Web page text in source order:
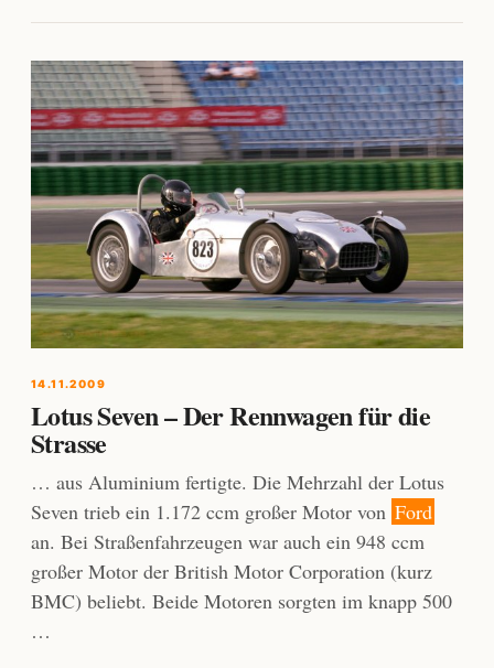
14.11.2009
Lotus Seven – Der Rennwagen für die
Strasse
… aus Aluminium fertigte. Die Mehrzahl der Lotus
Seven trieb ein 1.172 ccm großer Motor von Ford
an. Bei Straßenfahrzeugen war auch ein 948 ccm
großer Motor der British Motor Corporation (kurz
BMC) beliebt. Beide Motoren sorgten im knapp 500
…